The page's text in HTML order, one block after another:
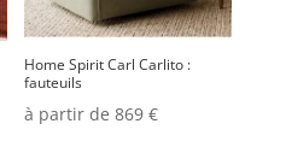
Home Spirit Carl Carlito :
fauteuils
à partir de 869 €